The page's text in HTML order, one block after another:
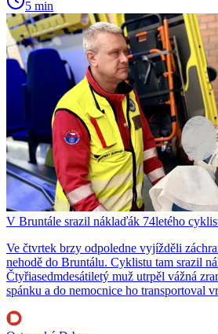
5 min
V Bruntále srazil náklaďák 74letého
Ve čtvrtek brzy odpoledne vyjížděli
nehodě do Bruntálu. Cyklistu tam srazil
Čtyřiasedmdesátiletý muž utrpěl vážná
spánku a do nemocnice ho transportoval